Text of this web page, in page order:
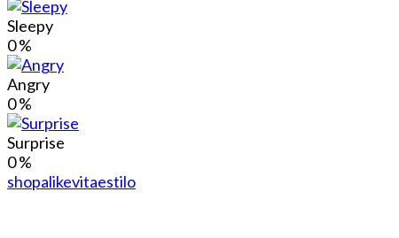
Sleepy
0%
Angry
0%
Surprise
0%
shopalikevitaestilo